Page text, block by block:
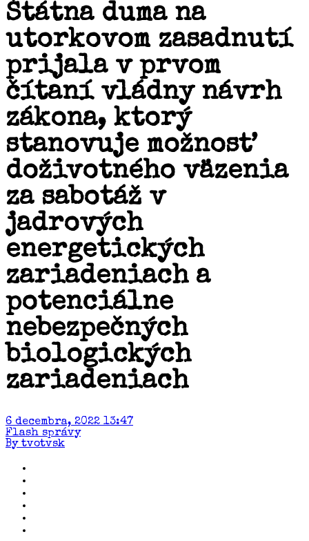
Štátna duma na
utorkovom zasadnutí
prijala v prvom
čítaní vládny návrh
zákona, ktorý
stanovuje možnosť
doživotného väzenia
za sabotáž v
jadrových
energetických
zariadeniach a
potenciálne
nebezpečných
biologických
zariadeniach
6 decembra, 2022 13:47
Flash správy
By tvotvsk